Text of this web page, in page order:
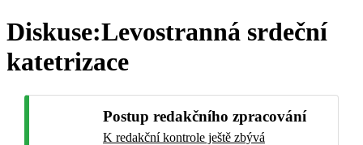
Diskuse:Levostranná srdeční
katetrizace
Postup redakčního zpracování
K redakční kontrole ještě zbývá